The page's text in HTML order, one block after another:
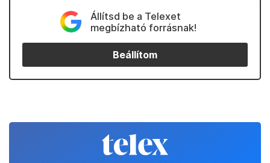
Állítsd be a Telexet
megbízható forrásnak!
Beállítom